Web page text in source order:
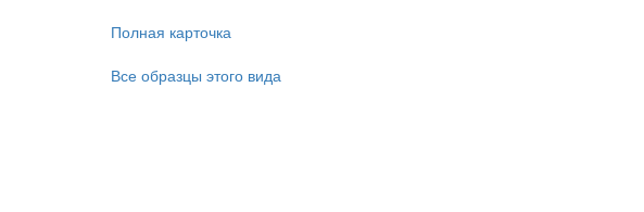
Полная карточка
Все образцы этого вида